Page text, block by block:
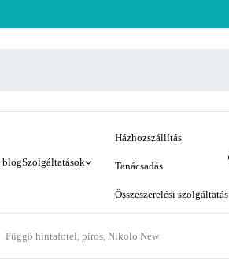
blogSzolgáltatások
Házhozszállítás
Tanácsadás
Összeszerelési szolgáltatás
Függő hintafotel, piros, Nikolo New